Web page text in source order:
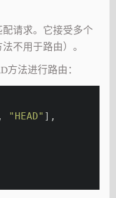
请求。它接受多个
不用于路由）。
方法进行路由：
, "HEAD" ],